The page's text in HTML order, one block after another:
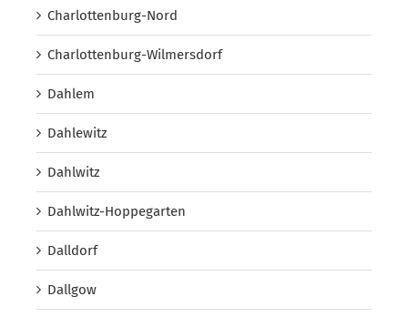
Charlottenburg-Nord
Charlottenburg-Wilmersdorf
Dahlem
Dahlewitz
Dahlwitz
Dahlwitz-Hoppegarten
Dalldorf
Dallgow